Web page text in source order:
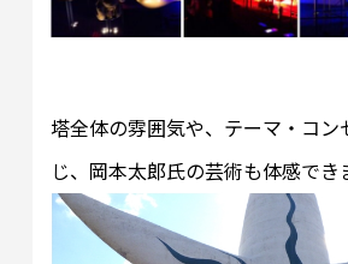
塔全体の雰囲気や、テーマ・コン
じ、岡本太郎氏の芸術も体感でき